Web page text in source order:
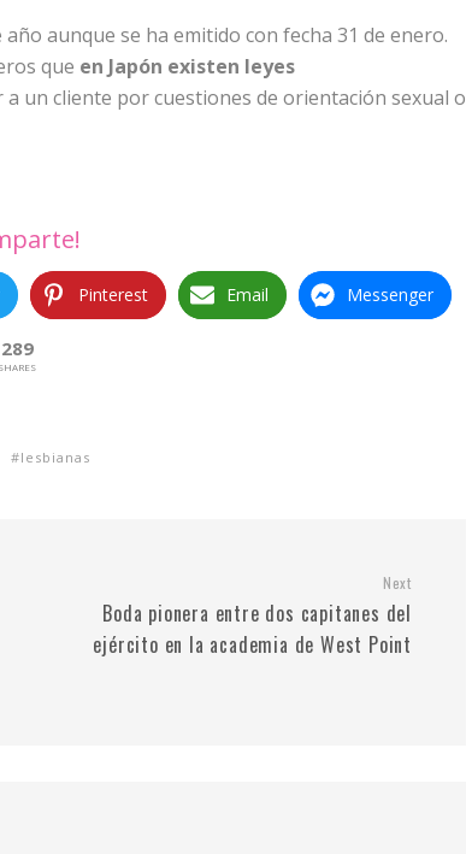
aunque se ha emitido con fecha 31 de enero.
que en Japón existen leyes
un cliente por cuestiones de orientación sexual o
Pinterest Email Messenger
289
SHARES
lesbianas
Next
Boda pionera entre dos capitanes del
ejército en la academia de West Point